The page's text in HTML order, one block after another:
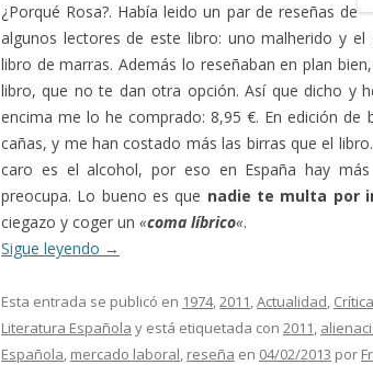
¿Porqué Rosa?. Había leido un par de reseñas de
algunos lectores de este libro: uno malherido y
libro de marras. Además lo reseñaban en plan
libro, que no te dan otra opción. Así que dicho y
encima me lo he comprado: 8,95 €. En edición
cañas, y me han costado más las birras que el
caro es el alcohol, por eso en España hay
preocupa. Lo bueno es que nadie te multa por
ciegazo y coger un «coma líbrico«.
Sigue leyendo →
Esta entrada se publicó en 1974,2011,Actualidad, Crítica
Literatura Española y está etiquetada con 2011,
Española, mercado laboral, reseña en 04/02/2013 por